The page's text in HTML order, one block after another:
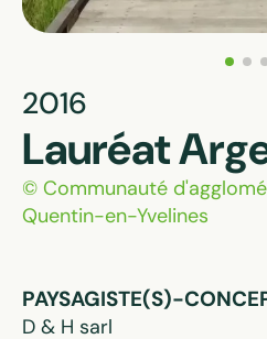
2016
Lauréat
© Communauté
Quentin-en-Yvelines
PAYSAGISTE(S)-
D & H sarl